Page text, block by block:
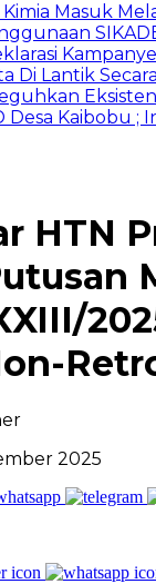
Masuk
Di Lantik
Kaibobu ;
HTN
2025